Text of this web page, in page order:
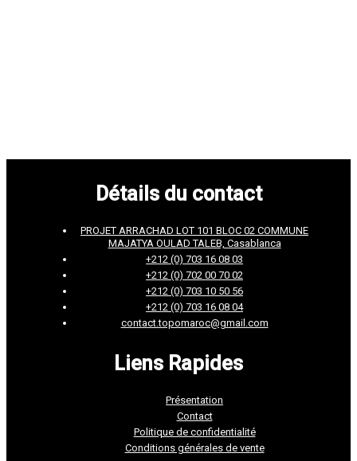
Détails du contact
PROJET ARRACHAD LOT 101 BLOC 02 COMMUNE
MAJATYA OULAD TALEB, Casablanca
+212 (0) 703 16 08 03
+212 (0) 702 00 70 02
+212 (0) 703 10 50 56
+212 (0) 703 16 08 04
contact.topomaroc@gmail.com
Liens Rapides
Présentation
Contact
Politique de confidentialité
Conditions générales de vente